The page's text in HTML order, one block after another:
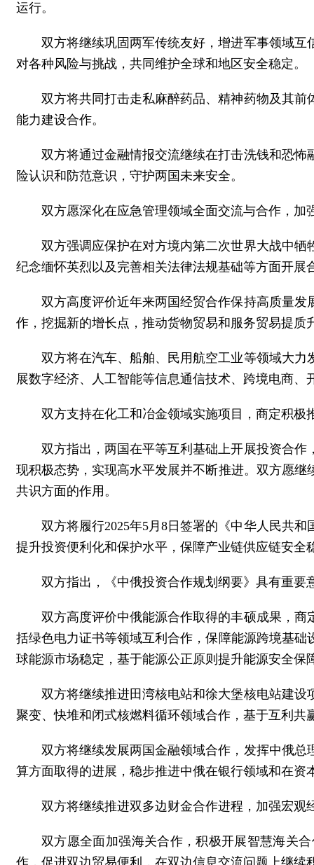
运行。
双方将继续巩固两军传统友好，增进军事领域
对各种风险与挑战，共同维护全球和地区安全稳定。
双方将共同打击走私麻醉药品、精神药物及其
能力建设合作。
双方将通过金融情报交流继续在打击洗钱和恐
险认识和防范意识，守护两国未来安全。
双方愿深化在应急管理领域全面交流与合作，
双方强调应保护在对方境内第二次世界大战中
纪念缅怀英烈以及完善相关法律法规基础等方面开展
双方高度评价近年来两国经贸合作保持高质量
作，挖掘新的增长点，推动货物贸易和服务贸易提
双方将在汽车、船舶、民用航空工业等领域大
展数字经济、人工智能等信息通信技术、跨境电商
双方支持在化工和冶金领域实施项目，商定积
双方指出，两国在平等互利基础上开展投资合
现积极态势，实现高水平发展并不断推进。双方愿
共识方面的作用。
双方将履行2025年5月8日签署的《中华人民共
提升投资便利化和保护水平，保障产业链供应链安全
双方指出，《中俄投资合作规划纲要》具有重
双方高度评价中俄能源合作取得的丰硕成果，
括绿色电力证书等领域互利合作，保障能源跨境基
球能源市场稳定，基于能源公正原则提升能源安全保
双方将继续推进田湾核电站和徐大堡核电站建
聚变、快堆和闭式核燃料循环领域合作，基于互利
双方将继续发展两国金融领域合作，发挥中俄
算方面取得的进展，稳步推进中俄在银行领域和在
双方将继续推进双多边财金合作进程，加强宏
双方愿全面加强海关合作，积极开展智慧海关
作，促进双边贸易便利，在双边信息交流问题上继续